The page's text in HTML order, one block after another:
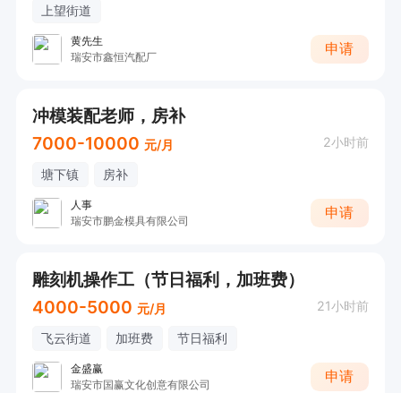
上望街道
黄先生
瑞安市鑫恒汽配厂
申请
冲模装配老师，房补
7000-10000 元/月 2小时前
塘下镇 房补
人事
瑞安市鹏金模具有限公司
申请
雕刻机操作工（节日福利，加班费）
4000-5000 元/月 21小时前
飞云街道 加班费 节日福利
金盛赢
瑞安市国赢文化创意有限公司
申请